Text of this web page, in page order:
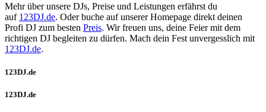
Mehr über unsere DJs, Preise und Leistungen erfährst du
auf 123DJ.de. Oder buche auf unserer Homepage direkt deinen
Profi DJ zum besten Preis. Wir freuen uns, deine Feier mit dem
richtigen DJ begleiten zu dürfen. Mach dein Fest unvergesslich mit
123DJ.de.
123DJ.de
123DJ.de